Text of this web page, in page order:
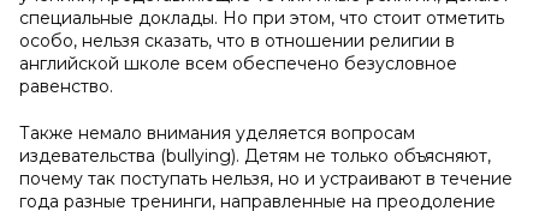
специальные доклады. Но при этом, что стоит отметить
особо, нельзя сказать, что в отношении религии в
английской школе всем обеспечено безусловное
равенство.
Также немало внимания уделяется вопросам
издевательства (bullying). Детям не только объясняют,
почему так поступать нельзя, но и устраивают в течение
года разные тренинги, направленные на преодоление